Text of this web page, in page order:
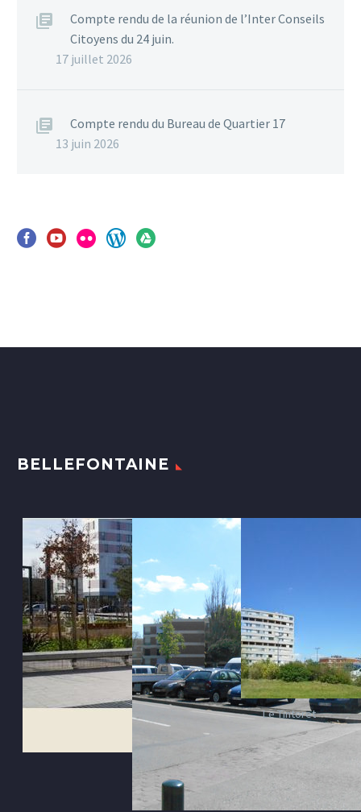
Compte rendu de la réunion de l’Inter Conseils
Citoyens du 24 juin.
17 juillet 2026
Compte rendu du Bureau de Quartier 17
13 juin 2026
BELLEFONTAINE
Le Tintoret